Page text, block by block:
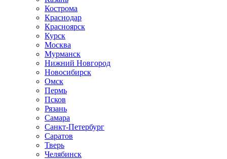
Кострома
Краснодар
Красноярск
Курск
Москва
Мурманск
Нижний Новгород
Новосибирск
Омск
Пермь
Псков
Рязань
Самара
Санкт-Петербург
Саратов
Тверь
Челябинск